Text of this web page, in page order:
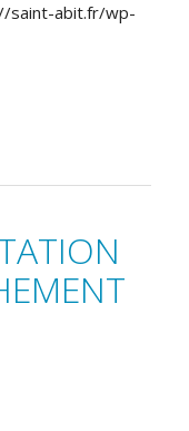
saint-abit.fr/wp-